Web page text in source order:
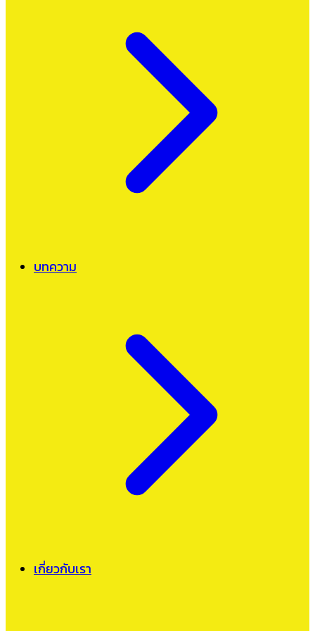
บทความ
เกี่ยวกับเรา